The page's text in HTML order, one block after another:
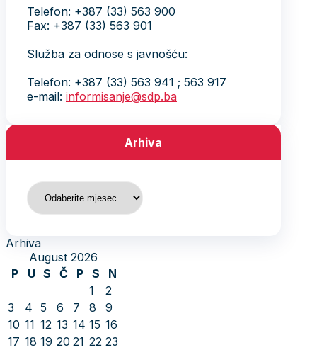
Telefon: +387 (33) 563 900
Fax: +387 (33) 563 901
Služba za odnose s javnošću:
Telefon: +387 (33) 563 941 ; 563 917
e-mail: informisanje@sdp.ba
Arhiva
Arhiva
Arhiva
August 2026
P
U S Č P S
N
1
2
3
4 5 6 7 8
9
10 11 12 13 14 15 16
17 18 19 20 21 22 23